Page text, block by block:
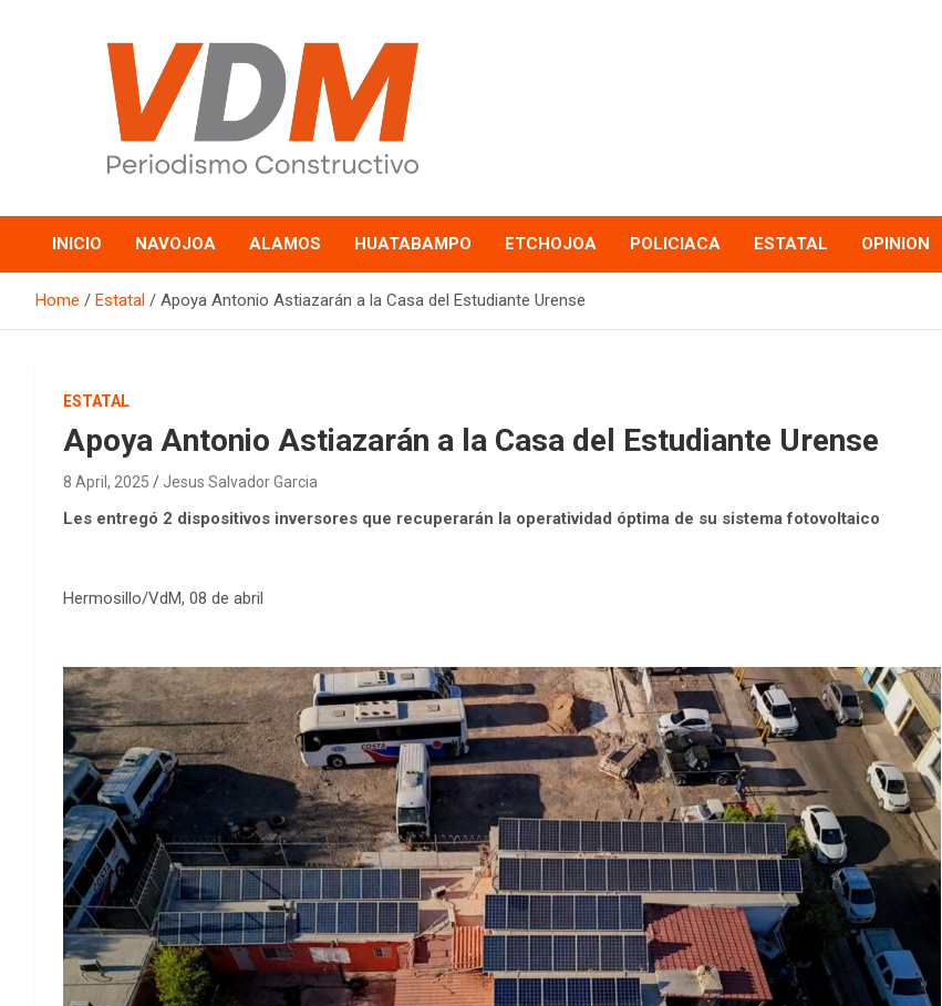
valledelmayo.com
INICIO NAVOJOA ALAMOS HUATABAMPO ETCHOJOA POLICIACA ESTATAL OPINION
Home Estatal Apoya Antonio Astiazarán a la Casa del Estudiante Urense
ESTATAL
Apoya Antonio Astiazarán a la Casa del Estudiante Urense
8 April, 2025 Jesus Salvador Garcia
Les entregó 2 dispositivos inversores que recuperarán la operatividad óptima de su sistema fotovoltaico
Hermosillo/VdM, 08 de abril